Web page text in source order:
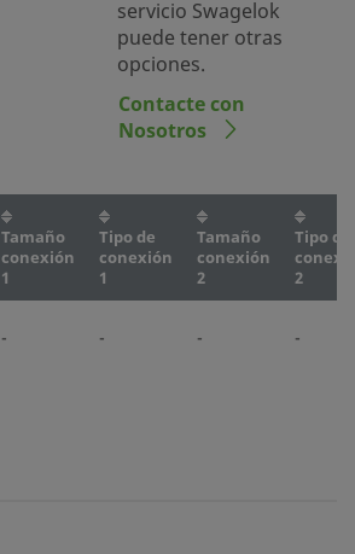
servicio Swagelok
puede tener otras
opciones.
Contacte con
Nosotros
Tamaño
conexión
1
Tipo de
conexión
1
Tamaño
conexión
2
Tipo de
2
- - - -